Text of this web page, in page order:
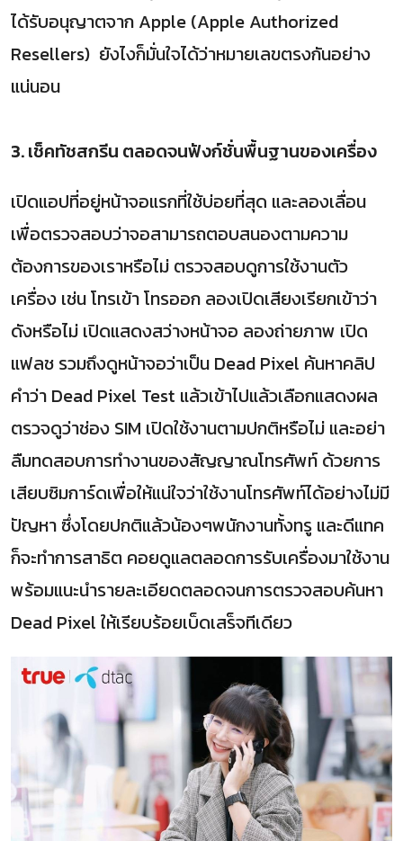
ได้รับอนุญาตจาก Apple (Apple Authorized
Resellers) ยังไงก็มั่นใจได้ว่าหมายเลขตรงกันอย่าง
แน่นอน
3. เช็คทัชสกรีน ตลอดจนฟังก์ชั่นพื้นฐานของเครื่อง
เปิดแอปที่อยู่หน้าจอแรกที่ใช้บ่อยที่สุด และลองเลื่อน
เพื่อตรวจสอบว่าจอสามารถตอบสนองตามความ
ต้องการของเราหรือไม่ ตรวจสอบดูการใช้งานตัว
เครื่อง เช่น โทรเข้า โทรออก ลองเปิดเสียงเรียกเข้าว่า
ดังหรือไม่ เปิดแสดงสว่างหน้าจอ ลองถ่ายภาพ เปิด
แฟลช รวมถึงดูหน้าจอว่าเป็น Dead Pixel ค้นหาคลิป
คำว่า Dead Pixel Test แล้วเข้าไปแล้วเลือกแสดงผล
ตรวจดูว่าช่อง SIM เปิดใช้งานตามปกติหรือไม่ และอย่า
ลืมทดสอบการทำงานของสัญญาณโทรศัพท์ ด้วยการ
เสียบซิมการ์ดเพื่อให้แน่ใจว่าใช้งานโทรศัพท์ได้อย่างไม่มี
ปัญหา ซึ่งโดยปกติแล้วน้องๆพนักงานทั้งทรู และดีแทค
ก็จะทำการสาธิต คอยดูแลตลอดการรับเครื่องมาใช้งาน
พร้อมแนะนำรายละเอียดตลอดจนการตรวจสอบค้นหา
Dead Pixel ให้เรียบร้อยเบ็ดเสร็จทีเดียว